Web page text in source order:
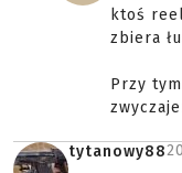
ktoś
zbiera
Przy
tytanowy88